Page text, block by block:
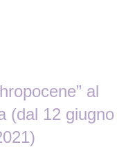
al
(dal 12 giugno